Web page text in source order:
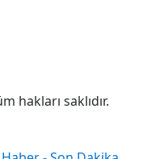
hakları saklıdır.